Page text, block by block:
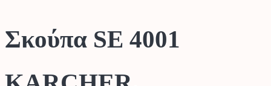
Σκούπα SE 4001